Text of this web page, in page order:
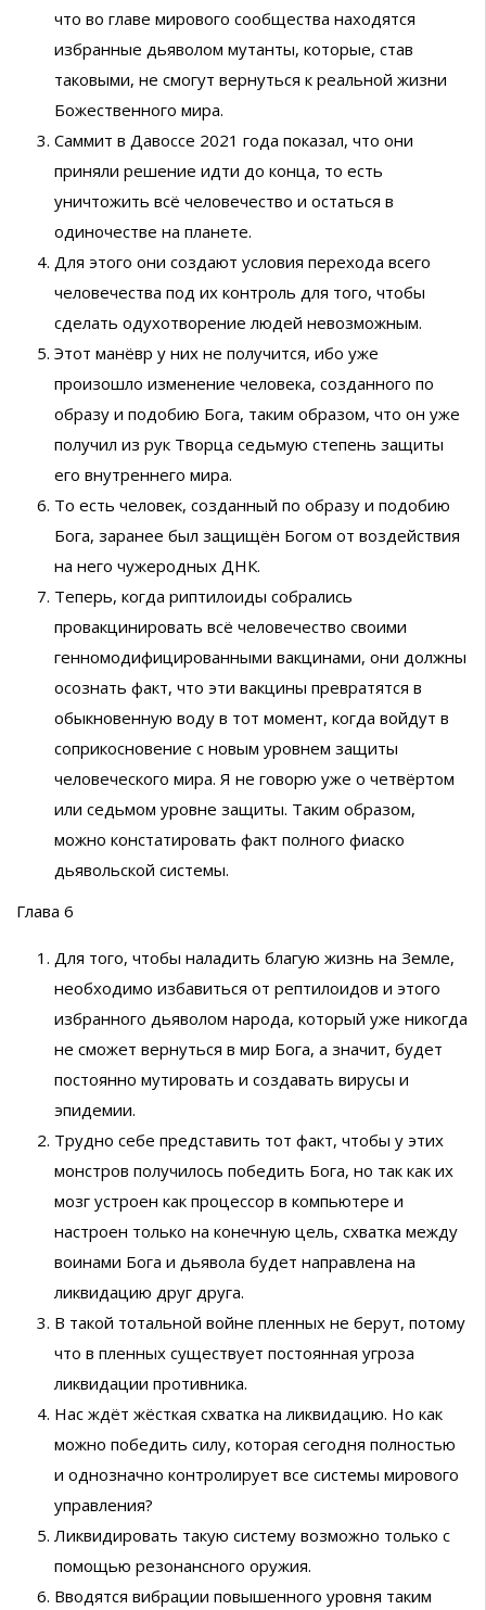
что во главе мирового сообщества находятся
избранные дьяволом мутанты, которые, став
таковыми, не смогут вернуться к реальной жизни
Божественного мира.
Саммит в Давоссе 2021 года показал, что они
приняли решение идти до конца, то есть
уничтожить всё человечество и остаться в
одиночестве на планете.
Для этого они создают условия перехода всего
человечества под их контроль для того, чтобы
сделать одухотворение людей невозможным.
Этот манёвр у них не получится, ибо уже
произошло изменение человека, созданного по
образу и подобию Бога, таким образом, что он уже
получил из рук Творца седьмую степень защиты
его внутреннего мира.
То есть человек, созданный по образу и подобию
Бога, заранее был защищён Богом от воздействия
на него чужеродных ДНК.
Теперь, когда риптилоиды собрались
провакцинировать всё человечество своими
генномодифицированными вакцинами, они должны
осознать факт, что эти вакцины превратятся в
обыкновенную воду в тот момент, когда войдут в
соприкосновение с новым уровнем защиты
человеческого мира. Я не говорю уже о четвёртом
или седьмом уровне защиты. Таким образом,
можно констатировать факт полного фиаско
дьявольской системы.
Глава 6
Для того, чтобы наладить благую жизнь на Земле,
необходимо избавиться от рептилоидов и этого
избранного дьяволом народа, который уже никогда
не сможет вернуться в мир Бога, а значит, будет
постоянно мутировать и создавать вирусы и
эпидемии.
Трудно себе представить тот факт, чтобы у этих
монстров получилось победить Бога, но так как их
мозг устроен как процессор в компьютере и
настроен только на конечную цель, схватка между
воинами Бога и дьявола будет направлена на
ликвидацию друг друга.
В такой тотальной войне пленных не берут, потому
что в пленных существует постоянная угроза
ликвидации противника.
Нас ждёт жёсткая схватка на ликвидацию. Но как
можно победить силу, которая сегодня полностью
и однозначно контролирует все системы мирового
управления?
Ликвидировать такую систему возможно только с
помощью резонансного оружия.
Вводятся вибрации повышенного уровня таким